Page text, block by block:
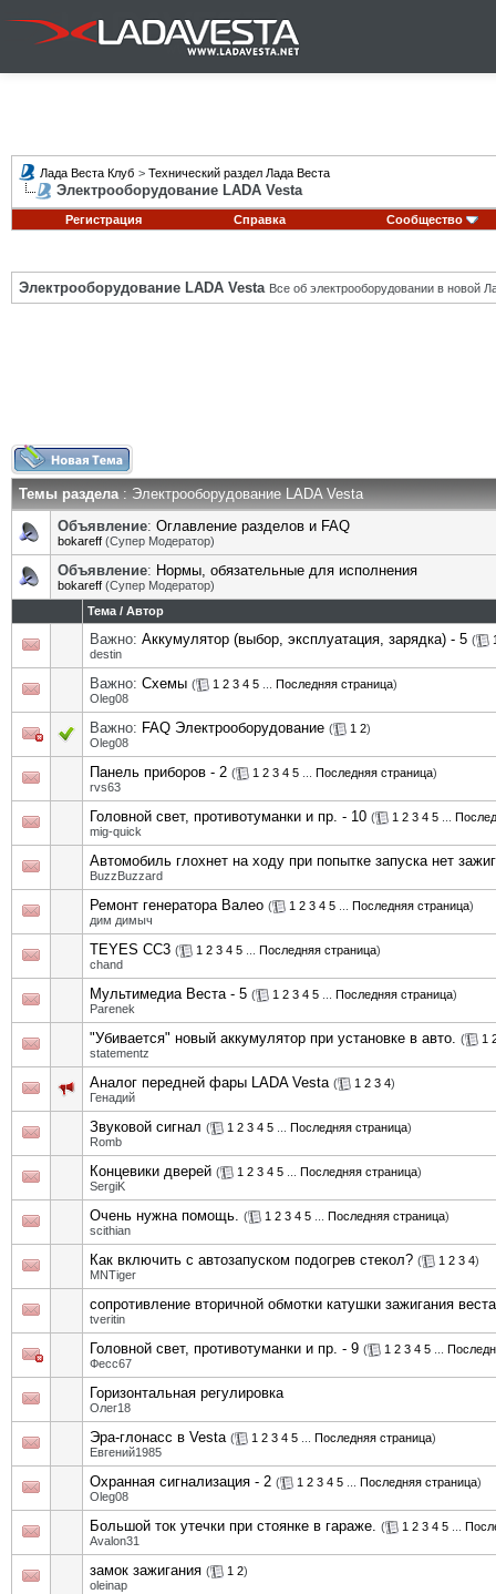
Лада Веста Клуб > Технический раздел Лада Веста
Электрооборудование LADA Vesta
Регистрация Справка Сообщество
Электрооборудование LADA Vesta Все об электрооборудовании в новой
Темы раздела: Электрооборудование LADA Vesta
Объявление: Оглавление разделов и FAQ
bokareff (Супер Модератор)
Объявление: Нормы, обязательные для исполнения
bokareff (Супер Модератор)
Тема / Автор
Важно: Аккумулятор (выбор, эксплуатация, зарядка) - 5 (
destin
Важно: Схемы ( 1 2 3 4 5 Последняя страница)
Oleg08
Важно: FAQ Электрооборудование ( 1 2)
Oleg08
Панель приборов - 2 ( 1 2 3 4 5 Последняя страница)
rvs63
Головной свет, противотуманки и пр. - 10 ( 1 2 3 4 5
mig-quick
Автомобиль глохнет на ходу при попытке запуска нет
BuzzBuzzard
Ремонт генератора Валео ( 1 2 3 4 5 Последняя страница)
дим димыч
TEYES CC3 ( 1 2 3 4 5 Последняя страница)
chand
Мультимедиа Веста - 5 ( 1 2 3 4 5 Последняя страница)
Parenek
"Убивается" новый аккумулятор при установке в авто. ( 1
statementz
Аналог передней фары LADA Vesta ( 1 2 3 4)
Генадий
Звуковой сигнал ( 1 2 3 4 5 Последняя страница)
Romb
Концевики дверей ( 1 2 3 4 5 Последняя страница)
SergiK
Очень нужна помощь. ( 1 2 3 4 5 Последняя страница)
scithian
Как включить с автозапуском подогрев стекол? ( 1 2 3 4)
MNTiger
сопротивление вторичной обмотки катушки зажигания веста
tveritin
Головной свет, противотуманки и пр. - 9 ( 1 2 3 4 5
Фесс67
Горизонтальная регулировка
Олег18
Эра-глонасс в Vesta ( 1 2 3 4 5 Последняя страница)
Евгений1985
Охранная сигнализация - 2 ( 1 2 3 4 5 Последняя страница)
Oleg08
Большой ток утечки при стоянке в гараже. ( 1 2 3 4 5
Avalon31
замок зажигания ( 1 2)
oleinap